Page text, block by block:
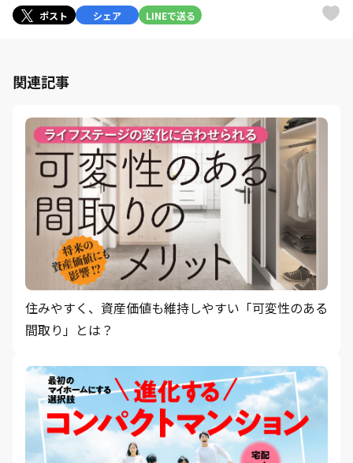
ポスト シェア LINEで送る
関連記事
住みやすく、資産価値も維持しやすい「可変性のある
間取り」とは？